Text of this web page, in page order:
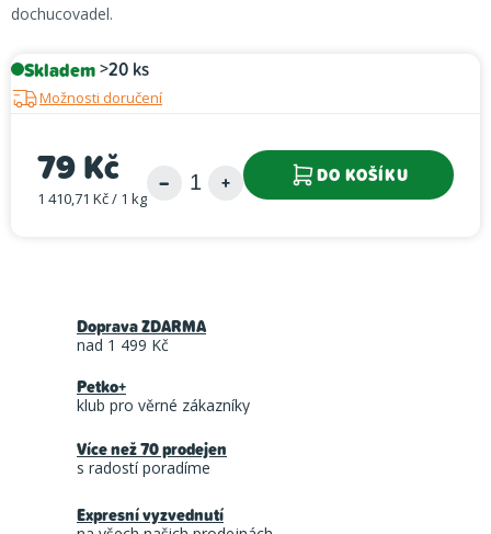
dochucovadel.
Skladem>20 ks
Možnosti doručení
79 Kč
Měrná cena:
1 410,71 Kč / 1 kg
DO KOŠÍKU
Doprava ZDARMA
nad 1 499 Kč
Petko+
klub pro věrné zákazníky
Více než 70 prodejen
s radostí poradíme
Expresní vyzvednutí